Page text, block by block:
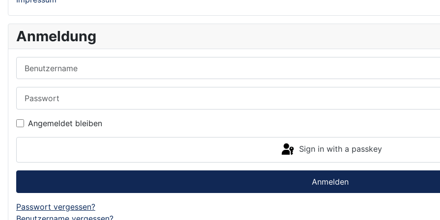
Anmeldung
Angemeldet bleiben
Sign in with a passkey
Anmelden
Passwort vergessen?